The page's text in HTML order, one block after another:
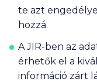
te azt
hozzá.
A JIR-ben az
érhetők el a
információ zárt